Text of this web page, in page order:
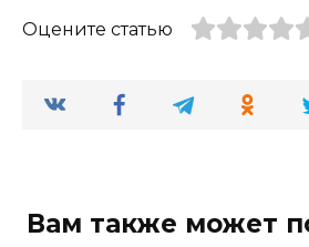
Оцените статью
Вам также может